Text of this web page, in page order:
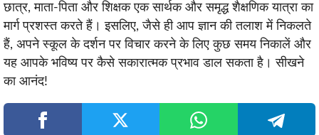
छात्र, माता-पिता और शिक्षक एक सार्थक और समृद्ध शैक्षणिक यात्रा का
मार्ग प्रशस्त करते हैं। इसलिए, जैसे ही आप ज्ञान की तलाश में निकलते
हैं, अपने स्कूल के दर्शन पर विचार करने के लिए कुछ समय निकालें और
यह आपके भविष्य पर कैसे सकारात्मक प्रभाव डाल सकता है। सीखने
का आनंद!